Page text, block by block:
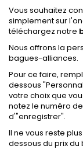
Vous souhaitez
simplement sur
téléchargez notre
Nous offrons la
bagues-alliances.
Pour ce faire,
dessous
votre choix que
notez le numéro
d'"enregistrer".
Il ne vous reste
dessous du prix du